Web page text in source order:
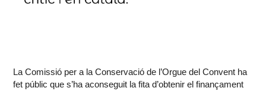
La Comissió per a la Conservació de l’Orgue del Convent ha
fet públic que s’ha aconseguit la fita d’obtenir el finançament